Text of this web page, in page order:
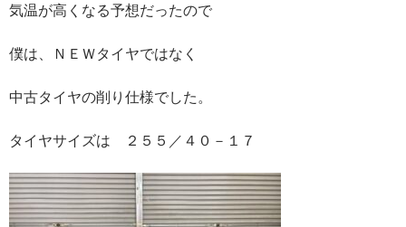
気温が高くなる予想だったので
僕は、ＮＥＷタイヤではなく
中古タイヤの削り仕様でした。
タイヤサイズは ２５５／４０－１７